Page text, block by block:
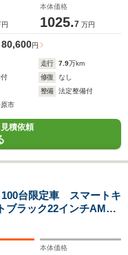
円
本体価格
1025.7 万円
80,600円
走行 7.9万km
修復
なし
整備
法定整備付
市
積依頼
台限定車 スマートキ
ラック22インチAMG
AMGエクスクルーシブ
テアリング AMGカー
本体価格